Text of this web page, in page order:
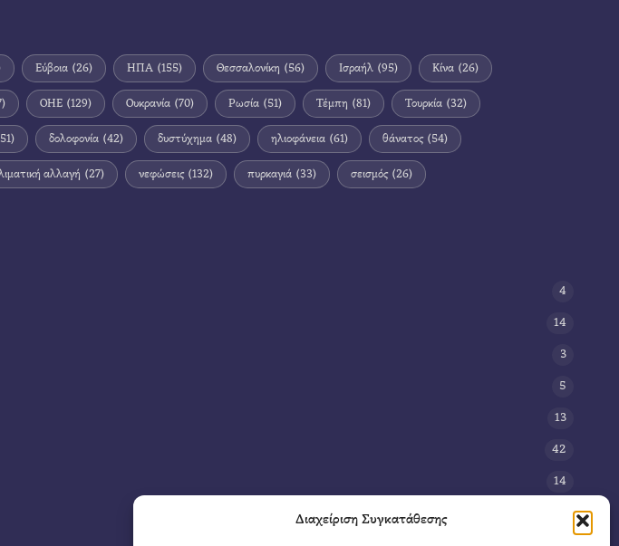
Διαχείριση Συγκατάθεσης
Εύβοια (26) ΗΠΑ (155) Θεσσαλονίκη (56) Ισραήλ (95) Κίνα (26)
ΟΗΕ (129) Ουκρανία (70) Ρωσία (51) Τέμπη (81) Τουρκία (32)
δολοφονία (42) δυστύχημα (48) ηλιοφάνεια (61) θάνατος (54)
αλλαγή (27) νεφώσεις (132) πυρκαγιά (33) σεισμός (26)
4
14
3
5
13
42
14